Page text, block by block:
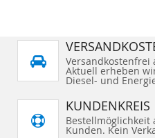
Versandkostenfrei
Aktuell erheben
Diesel- und
KUNDENKREIS
Kunden. Kein